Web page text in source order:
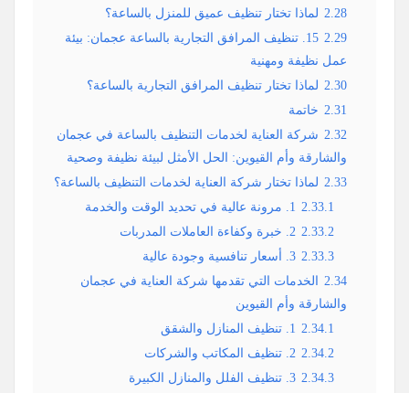
2.28 لماذا تختار تنظيف عميق للمنزل بالساعة؟
2.29
15. تنظيف المرافق التجارية بالساعة عجمان: بيئة
عمل نظيفة ومهنية
2.30 لماذا تختار تنظيف المرافق التجارية بالساعة؟
2.31 خاتمة
2.32 شركة العناية لخدمات التنظيف بالساعة في عجمان
والشارقة وأم القيوين: الحل الأمثل لبيئة نظيفة وصحية
2.33 لماذا تختار شركة العناية لخدمات التنظيف بالساعة؟
2.33.1 1. مرونة عالية في تحديد الوقت والخدمة
2.33.2 2. خبرة وكفاءة العاملات المدربات
2.33.3 3. أسعار تنافسية وجودة عالية
2.34 الخدمات التي تقدمها شركة العناية في عجمان
والشارقة وأم القيوين
2.34.1 1. تنظيف المنازل والشقق
2.34.2 2. تنظيف المكاتب والشركات
2.34.3 3. تنظيف الفلل والمنازل الكبيرة